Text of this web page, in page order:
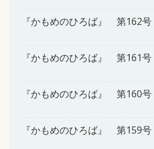
『かもめのひろば』 第162号
『かもめのひろば』 第161号
『かもめのひろば』 第160号
『かもめのひろば』 第159号